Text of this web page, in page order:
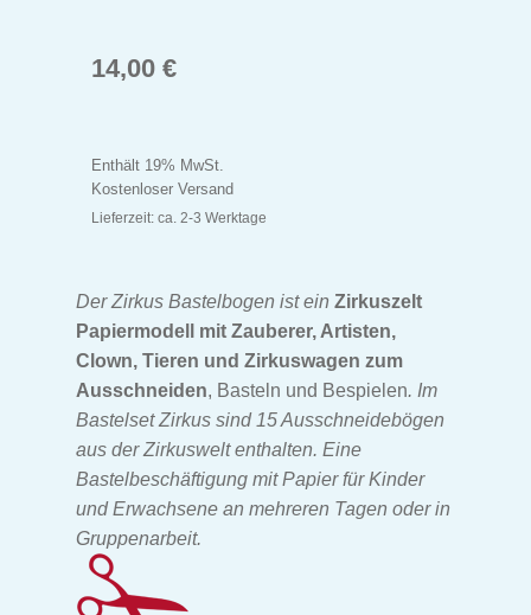
Wald Bastelbogen
Piratenschiff Bastelbogen
Dinosaurier Bastelbogen
Eisenbahn Bastelbogen
Feuerwache Bastelbogen
Ritterburg Bastelbogen
Indianer Bastelbogen
Baustelle Bastelbogen
14,00 €
Enthält 19% MwSt.
Kostenloser Versand
Lieferzeit: ca. 2-3 Werktage
Der Zirkus Bastelbogen ist ein Zirkuszelt
Papiermodell mit Zauberer, Artisten,
Clown, Tieren und Zirkuswagen zum
Ausschneiden, Basteln und Bespielen. Im
Bastelset Zirkus sind 15 Ausschneidebögen
aus der Zirkuswelt enthalten. Eine
Bastelbeschäftigung mit Papier für Kinder
und Erwachsene an mehreren Tagen oder in
Gruppenarbeit.